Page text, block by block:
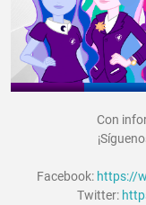
Con
Facebook: https://
Twitter: